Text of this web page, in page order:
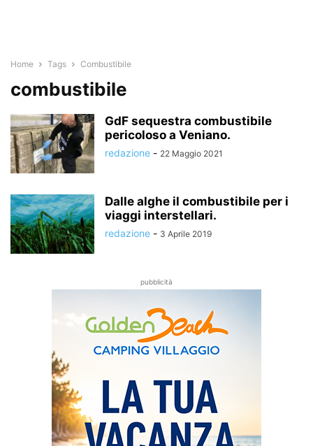
Home Tags Combustibile
combustibile
GdF sequestra combustibile
pericoloso a Veniano.
redazione - 22 Maggio 2021
Dalle alghe il combustibile per i
viaggi interstellari.
redazione - 3 Aprile 2019
pubblicità